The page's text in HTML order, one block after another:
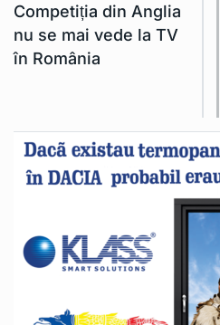
Competiția din Anglia
nu se mai vede la TV
în România